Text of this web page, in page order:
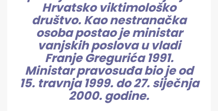
Hrvatsko viktimološko
društvo. Kao nestranačka
osoba postao je ministar
vanjskih poslova u vladi
Franje Gregurića 1991.
Ministar pravosuđa bio je od
15. travnja 1999. do 27. siječnja
2000. godine.